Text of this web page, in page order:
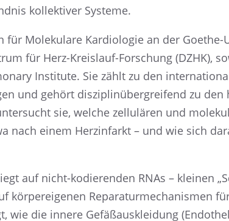
kollek­ti­ver Systeme.
für Moleku­lare Kardio­lo­gie an der Goethe-
für Herz-Kreis­lauf-Forschung (DZHK),
Insti­tute. Sie zählt zu den
und gehört diszi­plin­über­grei­fend zu
sie, welche zellu­lä­ren und
nach einem Herzin­farkt – und wie sich
auf nicht-kodie­ren­den RNAs – kleinen
körper­ei­ge­nen Repara­turme­cha­nis­men
wie die innere Gefäß­aus­klei­dung